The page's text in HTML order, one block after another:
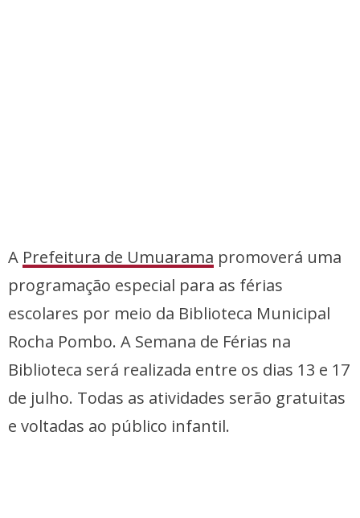
A Prefeitura de Umuarama promoverá uma
programação especial para as férias
escolares por meio da Biblioteca Municipal
Rocha Pombo. A Semana de Férias na
Biblioteca será realizada entre os dias 13 e 17
de julho. Todas as atividades serão gratuitas
e voltadas ao público infantil.